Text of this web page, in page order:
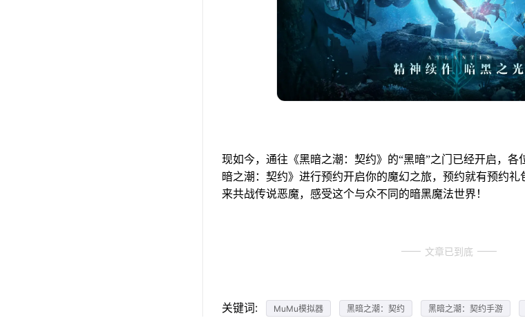
现如今，通往《黑暗之潮：契约》的“黑暗”之门已经开启，各
暗之潮：契约》进行预约开启你的魔幻之旅，预约就有预约
来共战传说恶魔，感受这个与众不同的暗黑魔法世界！
文章已到底
关键词: MuMu模拟器 黑暗之潮：契约 黑暗之潮：契约手游